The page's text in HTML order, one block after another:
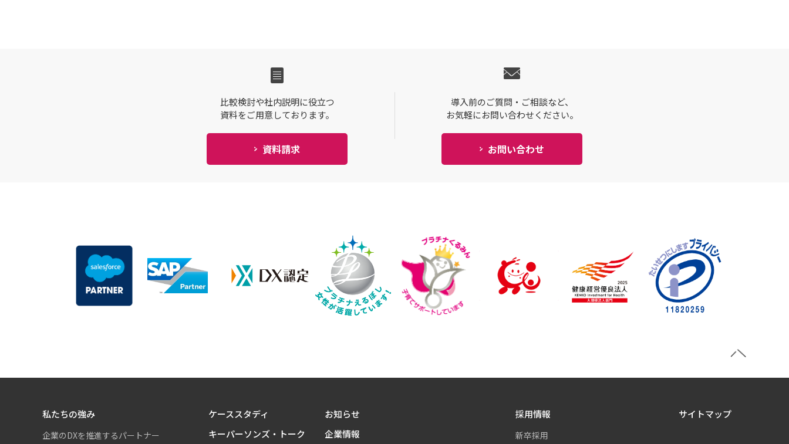
比較検討や社内説明に役立つ
資料をご用意しております。
資料請求
導入前のご質問・ご相談など、
お気軽にお問い合わせください。
お問い合わせ
私たちの強み
企業のDXを推進するパートナー
ケーススタディ
キーパーソンズ・トーク
お知らせ
企業情報
採用情報
新卒採用
サイトマップ